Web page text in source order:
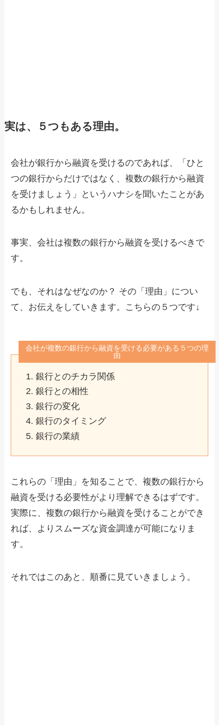
実は、５つもある理由。
会社が銀行から融資を受けるのであれば、「ひと
つの銀行からだけではなく、複数の銀行から融資
を受けましょう」というハナシを聞いたことがあ
るかもしれません。
事実、会社は複数の銀行から融資を受けるべきで
す。
でも、それはなぜなのか？ その「理由」につい
て、お伝えをしていきます。こちらの５つです↓
会社が複数の銀行から融資を受ける必要がある５つの理
由
銀行とのチカラ関係
銀行との相性
銀行の変化
銀行のタイミング
銀行の業績
これらの「理由」を知ることで、複数の銀行から
融資を受ける必要性がより理解できるはずです。
実際に、複数の銀行から融資を受けることができ
れば、よりスムーズな資金調達が可能になりま
す。
それではこのあと、順番に見ていきましょう。